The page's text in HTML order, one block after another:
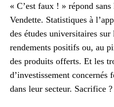
« C’est faux ! » répond
Vendette. Statistiques à
des études universitaires
rendements positifs ou, au
des produits offerts. Et les
d’investissement
dans leur secteur. Sacrifice